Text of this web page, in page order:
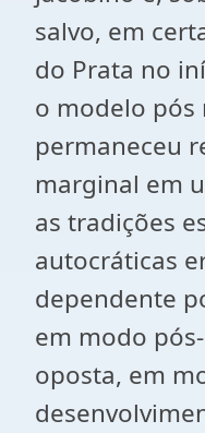
salvo, em
do Prata no
o modelo
permaneceu
marginal em
as tradições
autocráticas
dependente
em modo
oposta, em